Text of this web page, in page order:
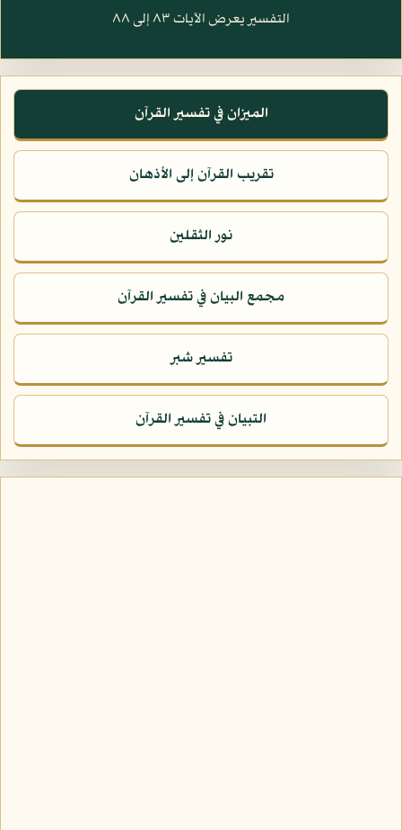
التفسير يعرض الآيات ٨٣ إلى ٨٨
الميزان في تفسير القرآن
تقريب القرآن إلى الأذهان
نور الثقلين
مجمع البيان في تفسير القرآن
تفسير شبر
التبيان في تفسير القرآن